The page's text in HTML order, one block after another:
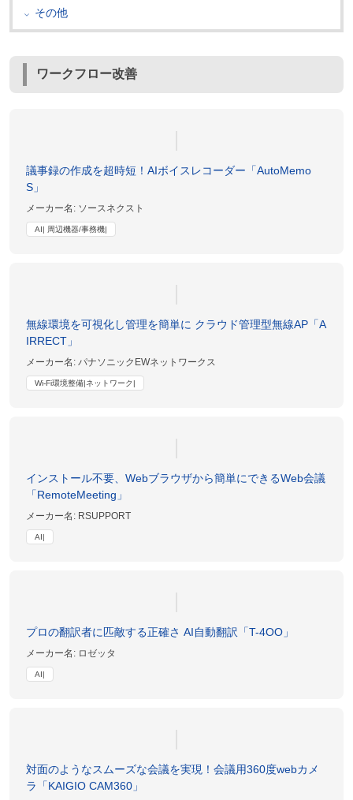
その他
ワークフロー改善
議事録の作成を超時短！AIボイスレコーダー「AutoMemo
S」
メーカー名: ソースネクスト
AI| 周辺機器/事務機|
無線環境を可視化し管理を簡単に クラウド管理型無線AP「A
IRRECT」
メーカー名:パナソニックEWネットワークス
Wi-Fi環境整備|ネットワーク|
インストール不要、Webブラウザから簡単にできるWeb会議
「RemoteMeeting」
メーカー名: RSUPPORT
AI|
プロの翻訳者に匹敵する正確さ AI自動翻訳「T-4OO」
メーカー名: ロゼッタ
AI|
対面のようなスムーズな会議を実現！会議用360度webカメ
ラ「KAIGIO CAM360」